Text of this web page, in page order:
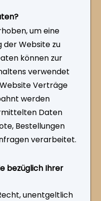
um eine
Website zu
können zur
verwendet
Verträge
werden
Daten
Bestellungen
verarbeitet.
bezüglich Ihrer
unentgeltlich